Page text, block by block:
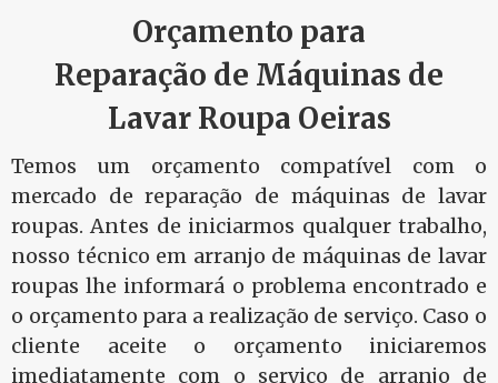
Orçamento para
Reparação de Máquinas de
Lavar Roupa Oeiras
Temos um orçamento compatível com o
mercado de reparação de máquinas de lavar
roupas. Antes de iniciarmos qualquer trabalho,
nosso técnico em arranjo de máquinas de lavar
roupas lhe informará o problema encontrado e
o orçamento para a realização de serviço. Caso o
cliente aceite o orçamento iniciaremos
imediatamente com o serviço de arranjo de